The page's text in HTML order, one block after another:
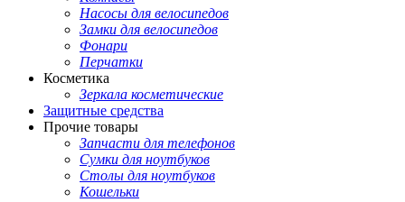
Насосы для велосипедов
Замки для велосипедов
Фонари
Перчатки
Косметика
Зеркала косметические
Защитные средства
Прочие товары
Запчасти для телефонов
Сумки для ноутбуков
Столы для ноутбуков
Кошельки